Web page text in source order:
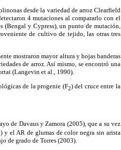
desde la variedad de arroz Clearfield
4 mutaciones al compararlo con el
(Bengal y Cypress), un punto de mutación,
de cultivo de tejido, las otras tres
mos­traron mayor altura y hojas banderas
de arroz. Así mismo, se encontró una
(Langevin et al., 1990).
de la progenie (F2) del cruce entre la
de Davaus y Zamora (2005), que a su vez
y el AR de glumas de color negra sin arista
de grado de Torres (2003).